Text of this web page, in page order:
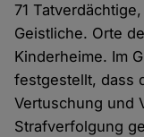
71
Geistliche. Orte
Kinderheime. Im
festgestellt, dass
Vertuschung und
Strafverfolgung